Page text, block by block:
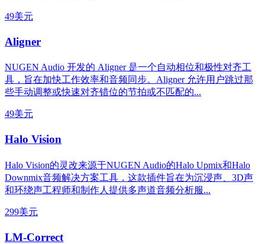
49美元
Aligner
NUGEN Audio 开发的 Aligner 是一个自动相位和极性对齐工
具，旨在加快工作效率和音频同步。Aligner 允许用户跳过那
些手动调整或快速对齐错位的节拍或不匹配的...
49美元
Halo Vision
Halo Vision的灵改来源于NUGEN Audio的Halo Upmix和Halo
Downmix音频解决方案工具，这款插件旨在为沉浸声、3D声
和环绕声工程师和制作人提供多声道音频分析服...
299美元
LM-Correct